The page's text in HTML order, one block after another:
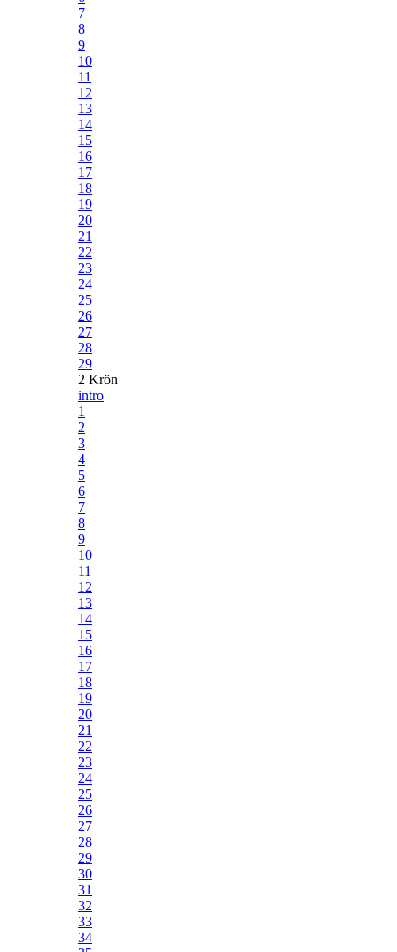
7
8
9
10
11
12
13
14
15
16
17
18
19
20
21
22
23
24
25
26
27
28
29
2 Krön
intro
1
2
3
4
5
6
7
8
9
10
11
12
13
14
15
16
17
18
19
20
21
22
23
24
25
26
27
28
29
30
31
32
33
34